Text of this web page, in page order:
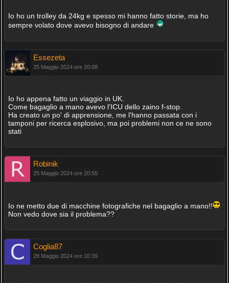
Io ho un trolley da 24kg e spesso mi hanno fatto storie, ma ho
sempre volato dove avevo bisogno di andare
Essezeta
25 Maggio 2024 ore 20:08
Io ho appena fatto un viaggio in UK.
Come bagaglio a mano avevo l'ICU dello zaino f-stop.
Ha creato un po' di apprensione, me l'hanno passata con i
tamponi per ricerca esplosivo, ma poi problemi non ce ne sono
stati
Robinik
25 Maggio 2024 ore 20:55
Io ne metto due di macchine fotografiche nel bagaglio a mano!!
Non vedo dove sia il problema??
Coglia87
29 Maggio 2024 ore 10:39